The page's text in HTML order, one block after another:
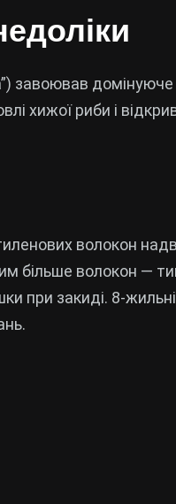
завоював
хижої риби і
волокон
більше волокон —
при закиді. 8-